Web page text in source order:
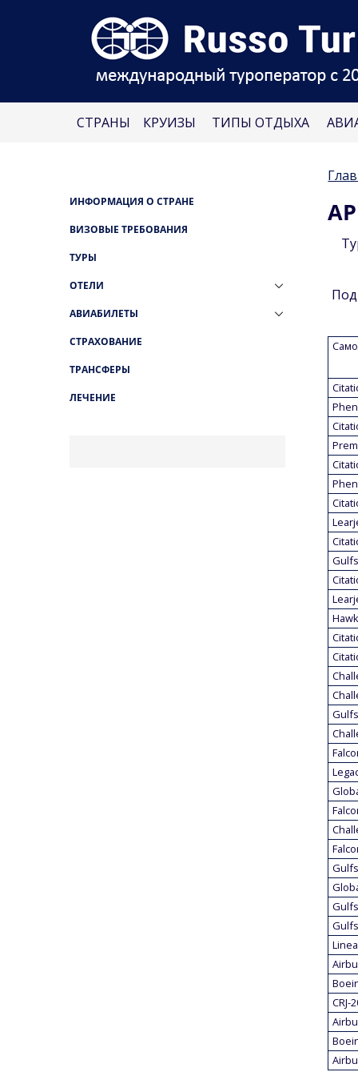
СТРАНЫ КРУИЗЫ ТИПЫ ОТДЫХА
CRJ-
ИНФОРМАЦИЯ О СТРАНЕ
ВИЗОВЫЕ ТРЕБОВАНИЯ
ТУРЫ
ОТЕЛИ
АВИАБИЛЕТЫ
СТРАХОВАНИЕ
ТРАНСФЕРЫ
ЛЕЧЕНИЕ